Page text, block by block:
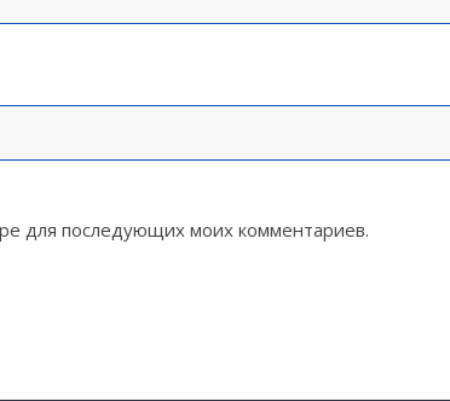
для последующих моих комментариев.